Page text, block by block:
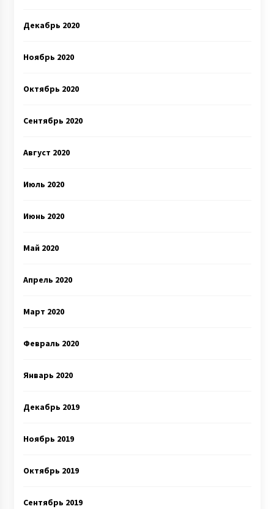
Декабрь 2020
Ноябрь 2020
Октябрь 2020
Сентябрь 2020
Август 2020
Июль 2020
Июнь 2020
Май 2020
Апрель 2020
Март 2020
Февраль 2020
Январь 2020
Декабрь 2019
Ноябрь 2019
Октябрь 2019
Сентябрь 2019